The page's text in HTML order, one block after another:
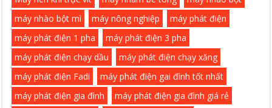
máy nhào bột mì
máy nông nghiệp
máy phát điện
máy phát điện 1 pha
máy phát điện 3 pha
máy phát điện chạy dầu
máy phát điện chạy xăng
máy phát điện Fadi
máy phát điện gai đình tốt nhất
máy phát điện gia đình
máy phát điện gia đình giá rẻ